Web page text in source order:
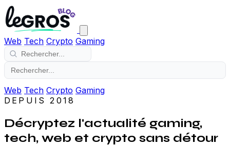
Web Tech Crypto Gaming
Web Tech Crypto Gaming
DEPUIS 2018
Décryptez l'actualité gaming,
tech, web et crypto sans détour